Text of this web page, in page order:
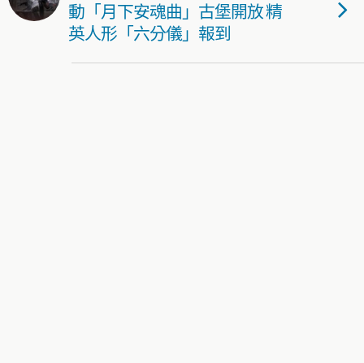
動「月下安魂曲」古堡開放 精
英人形「六分儀」報到